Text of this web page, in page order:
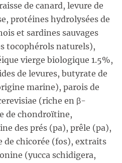
de canard, levure de
protéines hydrolysées de
et sardines sauvages
tocophérols naturels),
vierge biologique 1.5%,
de levures, butyrate de
marine), parois de
(riche en β-
de chondroïtine,
des prés (pa), prêle (pa),
de chicorée (fos), extraits
(yucca schidigera,